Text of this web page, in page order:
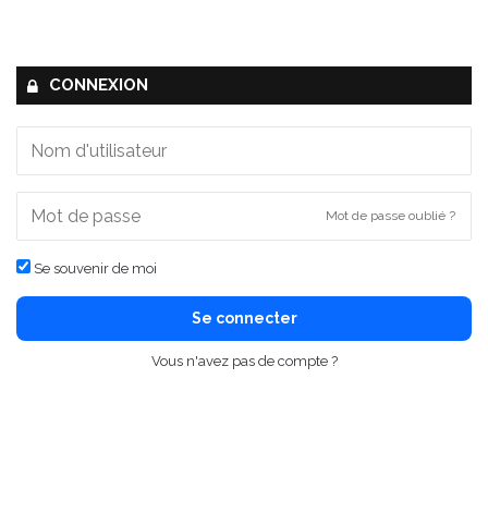
CONNEXION
Mot de passe oublié ?
Se souvenir de moi
Se connecter
Vous n'avez pas de compte ?